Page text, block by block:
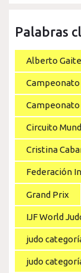
Palabras
Alberto
Campeonato
Circuito
Cristina
Federación
Grand Prix
IJF World
judo
judo